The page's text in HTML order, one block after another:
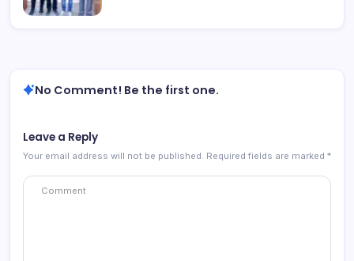
No Comment! Be the first one.
Leave a Reply
Your email address will not be published. Required fields are marked *